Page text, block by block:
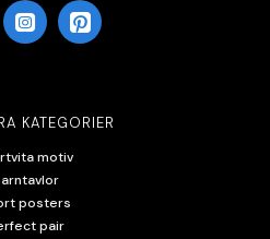
KATEGORIER
motiv
posters
pair